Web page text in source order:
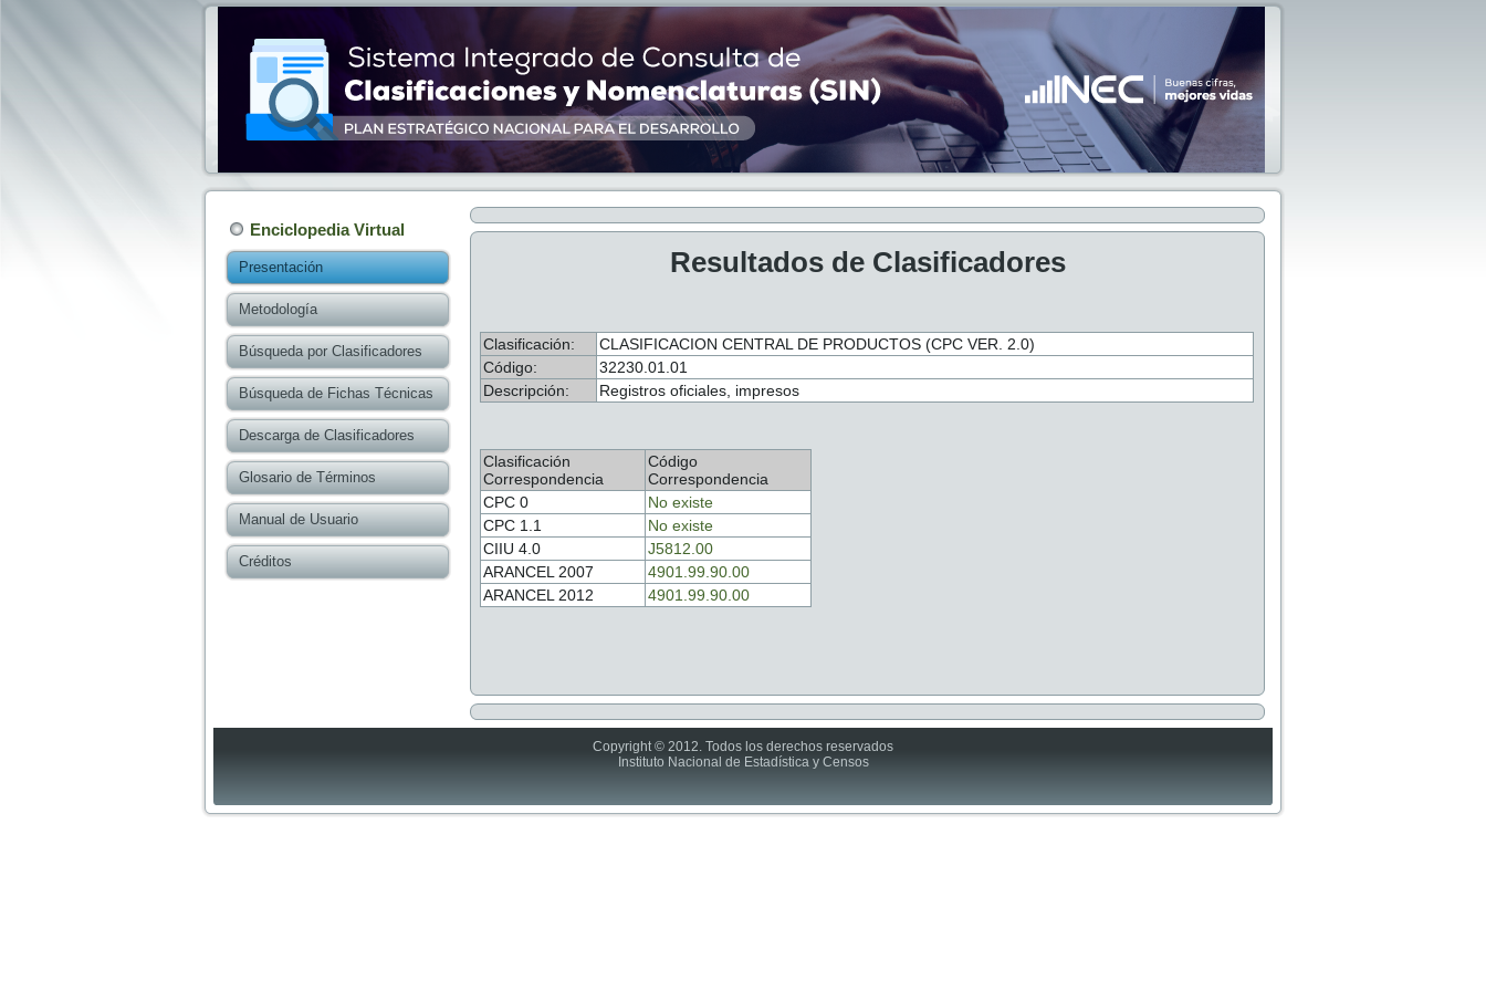
Enciclopedia Virtual
Presentación
Metodología
Búsqueda por Clasificadores
Búsqueda de Fichas Técnicas
Descarga de Clasificadores
Glosario de Términos
Manual de Usuario
Créditos
Resultados de Clasificadores
Clasificación:
CLASIFICACION CENTRAL DE PRODUCTOS (CPC VER. 2.0)
Código:
32230.01.01
Descripción:
Registros oficiales, impresos
Clasificación
Correspondencia
Código
Correspondencia
CPC 0
No existe
CPC 1.1
No existe
CIIU 4.0
J5812.00
ARANCEL 2007
4901.99.90.00
ARANCEL 2012
4901.99.90.00
Copyright © 2012. Todos los derechos reservados
Instituto Nacional de Estadística y Censos